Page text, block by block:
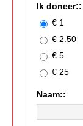
Ik doneer::
€ 1
€ 2.50
€ 5
€ 25
Naam::